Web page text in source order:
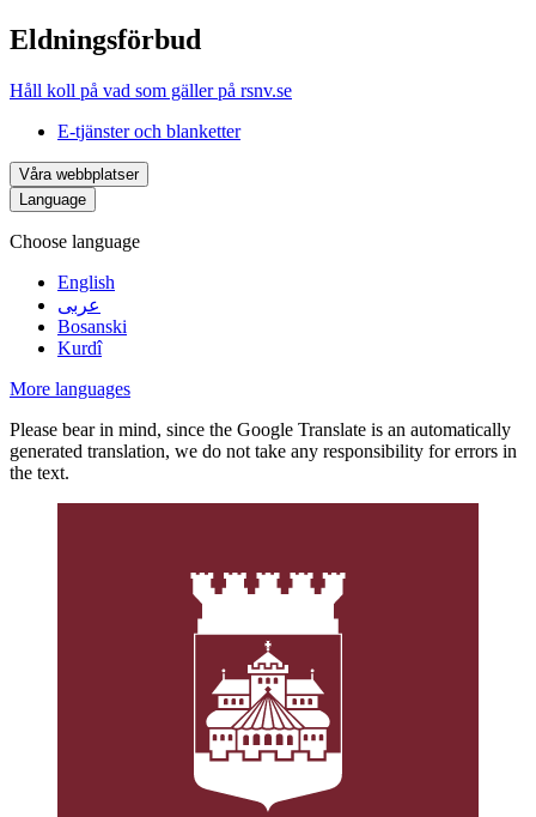
Eldningsförbud
Håll koll på vad som gäller på rsnv.se
E-tjänster och blanketter
Våra webbplatser
Language
Choose language
English
عربى
Bosanski
Kurdî
More languages
Please bear in mind, since the Google Translate is an automatically
generated translation, we do not take any responsibility for errors in
the text.